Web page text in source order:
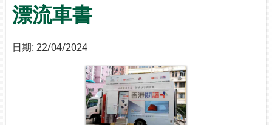
漂流車書
日期: 22/04/2024